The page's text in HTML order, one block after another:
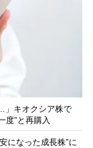
」キオクシア株で
度”と再購入
になった成長株”に